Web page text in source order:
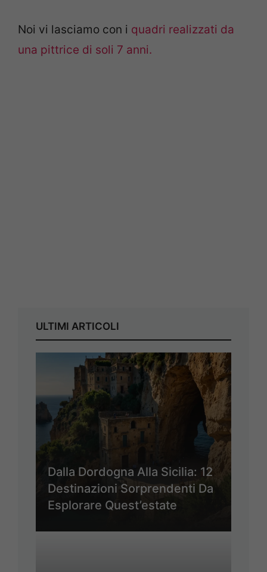
Noi vi lasciamo con i quadri realizzati da
una pittrice di soli 7 anni.
ULTIMI ARTICOLI
Dalla Dordogna Alla Sicilia: 12
Destinazioni Sorprendenti Da
Esplorare Quest’estate